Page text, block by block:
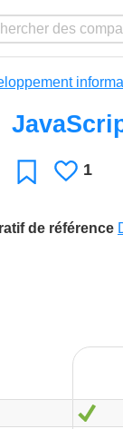
Favori J'aime
1
de référence